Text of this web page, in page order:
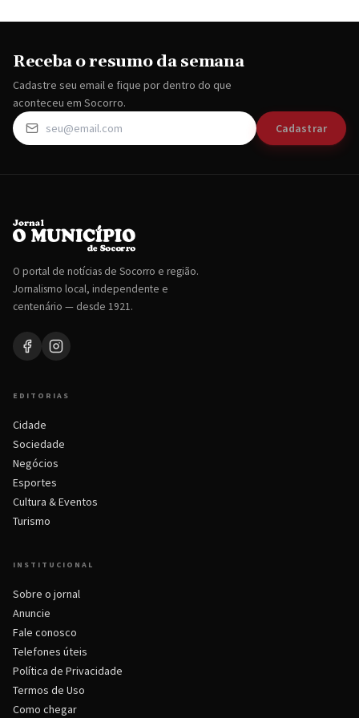
Receba o resumo da semana
Cadastre seu email e fique por dentro do que
aconteceu em Socorro.
Cadastrar
O portal de notícias de Socorro e região.
Jornalismo local, independente e
centenário — desde 1921.
EDITORIAS
Cidade
Sociedade
Negócios
Esportes
Cultura & Eventos
Turismo
INSTITUCIONAL
Sobre o jornal
Anuncie
Fale conosco
Telefones úteis
Política de Privacidade
Termos de Uso
Como chegar